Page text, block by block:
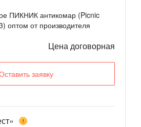
ПИКНИК антикомар (Picnic
оптом от производителя
Цена договорная
заявку
1